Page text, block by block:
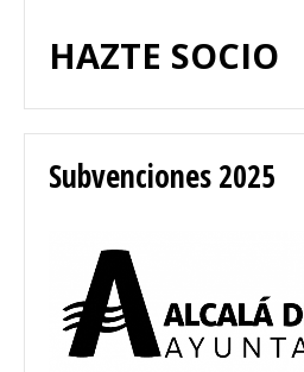
HAZTE SOCIO
Subvenciones 2025